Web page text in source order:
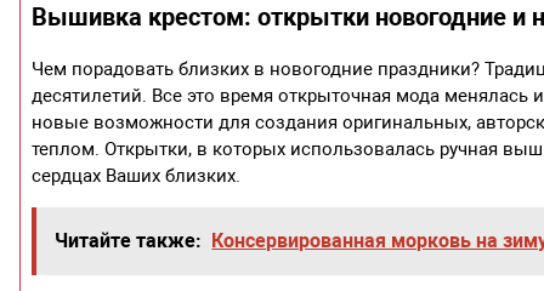
Вышивка крестом: открытки новогодние и
Чем порадовать близких в новогодние праздники?
десятилетий. Все это время открыточная мода
новые возможности для создания оригинальных,
теплом. Открытки, в которых использовалась ручная
сердцах Ваших близких.
Читайте также: Консервированная морковь на